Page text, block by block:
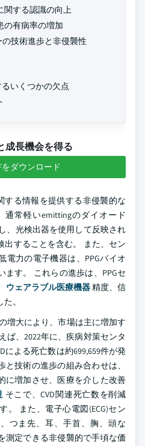
関する認識の向上
の有病率の増加
の技術進歩と非侵襲性
るいくつかの欠点
成長機会を得る
をダウンロード
する情報を提供する非侵襲的な
常軽いemittingのダイオード
、光検出器を使用して反映され
出することを含む。 また、セン
電力の電子機器は、PPGバイオ
ます。 これらの進歩は、PPGセ
ウェアラブル医療機器精度、信
。
増大により、市場は主に増加す
ば、2022年に、疾病対策センタ
による死亡数は約699,659件が発
技術の進歩の組み合わせは、
に増加させ、医療を介した改善
そこで、CVD関連死亡数を削減
。 また、電子心電図(ECG)セン
つま先、耳、手首、胸、頭な
測定できる非侵襲的で手頃な価